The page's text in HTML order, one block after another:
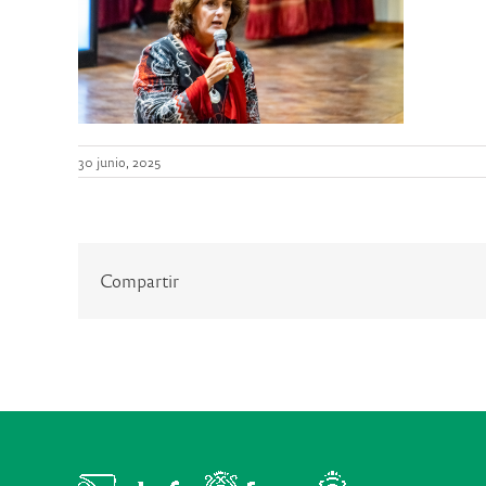
30 junio, 2025
Compartir